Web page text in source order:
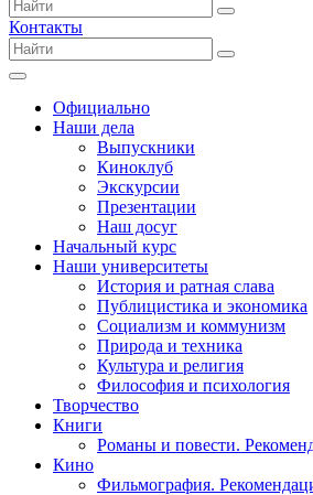
Контакты
Официально
Наши дела
Выпускники
Киноклуб
Экскурсии
Презентации
Наш досуг
Начальный курс
Наши университеты
История и ратная слава
Публицистика и экономика
Социализм и коммунизм
Природа и техника
Культура и религия
Философия и психология
Творчество
Книги
Романы и повести.
Кино
Фильмография.